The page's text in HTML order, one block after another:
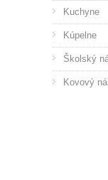
Kuchyne
Kúpelne
Školský
Kovový